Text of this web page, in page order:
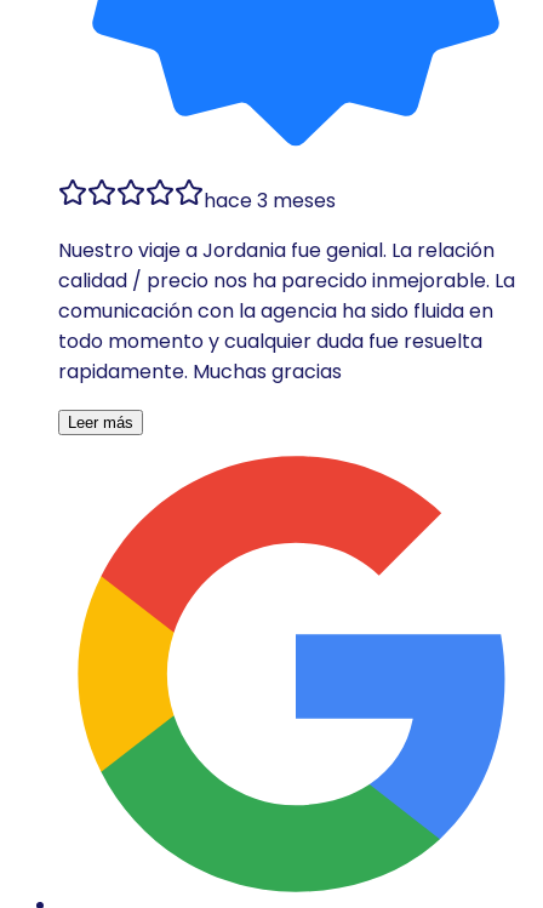
hace 3 meses
Nuestro viaje a Jordania fue genial. La relación
calidad / precio nos ha parecido inmejorable. La
comunicación con la agencia ha sido fluida en
todo momento y cualquier duda fue resuelta
rapidamente. Muchas gracias
Leer más